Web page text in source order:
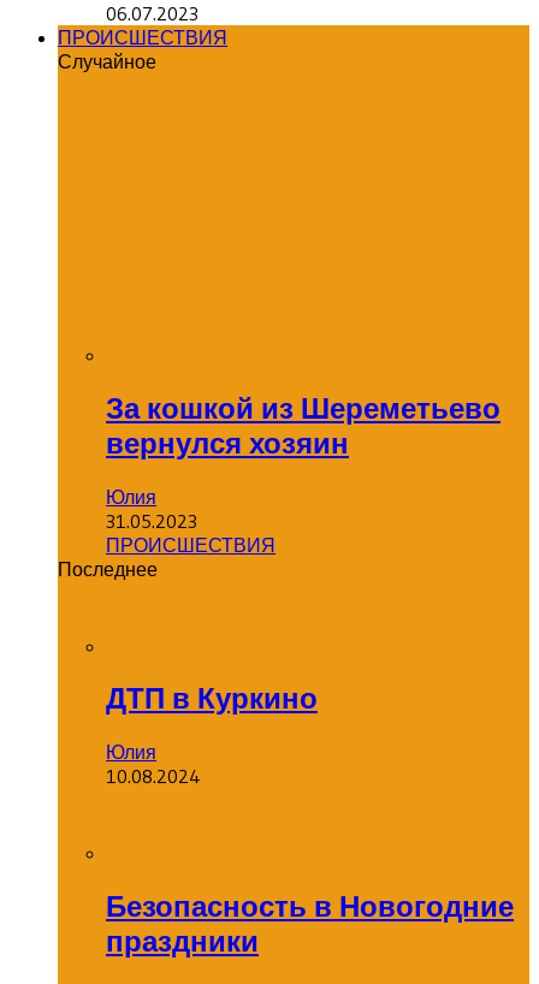
06.07.2023
ПРОИСШЕСТВИЯ
Случайное
За кошкой из Шереметьево
вернулся хозяин
Юлия
31.05.2023
ПРОИСШЕСТВИЯ
Последнее
ДТП в Куркино
Юлия
10.08.2024
Безопасность в Новогодние
праздники